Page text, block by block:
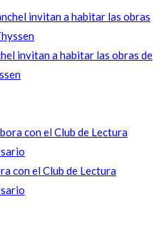
invitan a habitar las obras de
con el Club de Lectura